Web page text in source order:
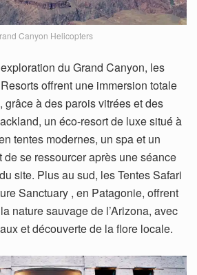
Canyon Helicopters
du Grand Canyon, les
offrent une immersion totale
grâce à des parois vitrées et des
un éco-resort de luxe situé à
tentes modernes, un spa et un
de se ressourcer après une séance
site. Plus au sud, les Tentes Safari
Sanctuary , en Patagonie, offrent
nature sauvage de l’Arizona, avec
et découverte de la flore locale.